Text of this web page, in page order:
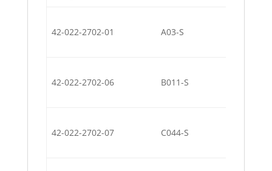
42-022-2702-01 A03-S
42-022-2702-06 B011-S
42-022-2702-07 C044-S